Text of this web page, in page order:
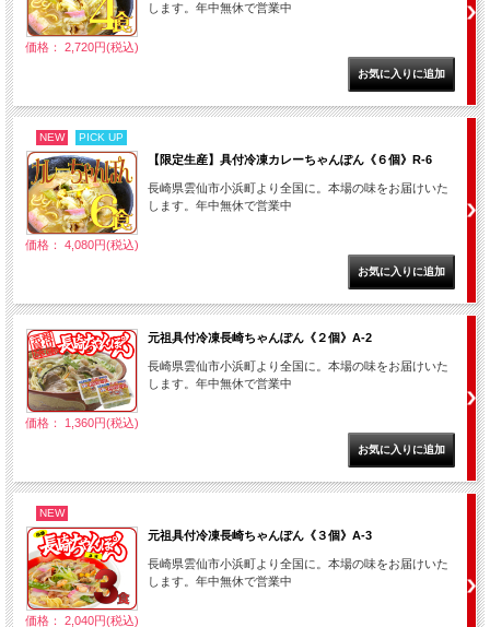
します。年中無休で営業中
価格： 2,720円(税込)
NEW PICK UP
【限定生産】具付冷凍カレーちゃんぽん《６個》R-6
長崎県雲仙市小浜町より全国に。本場の味をお届けいた
します。年中無休で営業中
価格： 4,080円(税込)
元祖具付冷凍長崎ちゃんぽん《２個》A-2
長崎県雲仙市小浜町より全国に。本場の味をお届けいた
します。年中無休で営業中
価格： 1,360円(税込)
NEW
元祖具付冷凍長崎ちゃんぽん《３個》A-3
長崎県雲仙市小浜町より全国に。本場の味をお届けいた
します。年中無休で営業中
価格： 2,040円(税込)